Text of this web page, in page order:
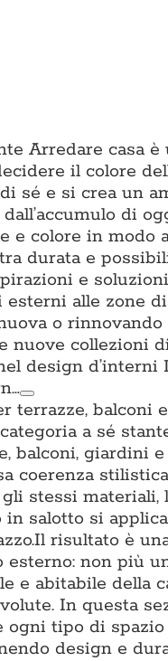
Arredare casa
il colore
sé e si crea un
di
e colore in modo
durata e
e
alle zone
o rinnovando
nuove collezioni
design d’interni
terrazze, balconi
a sé
balconi, giardini
coerenza
stessi materiali,
salotto si
risultato è
non più
e abitabile della
In questa
ogni tipo di
design e